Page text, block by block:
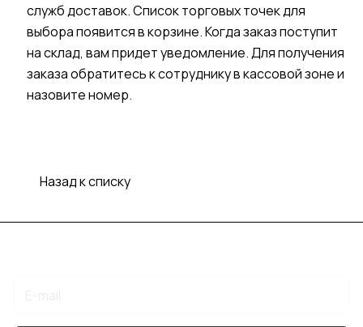
служб доставок. Список торговых точек для
выбора появится в корзине. Когда заказ поступит
на склад, вам придет уведомление. Для получения
заказа обратитесь к сотруднику в кассовой зоне и
назовите номер.
Назад к списку